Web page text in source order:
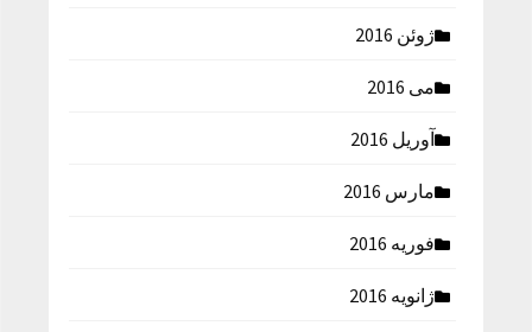
ژوئن 2016
می 2016
آوریل 2016
مارس 2016
فوریه 2016
ژانویه 2016